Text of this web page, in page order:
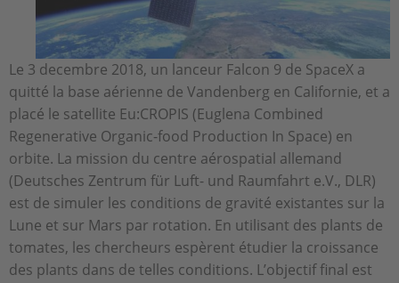
Le 3 decembre 2018, un lanceur Falcon 9 de SpaceX a
quitté la base aérienne de Vandenberg en Californie, et a
placé le satellite Eu:CROPIS (Euglena Combined
Regenerative Organic-food Production In Space) en
orbite. La mission du centre aérospatial allemand
(Deutsches Zentrum für Luft- und Raumfahrt e.V., DLR)
est de simuler les conditions de gravité existantes sur la
Lune et sur Mars par rotation. En utilisant des plants de
tomates, les chercheurs espèrent étudier la croissance
des plants dans de telles conditions. L’objectif final est